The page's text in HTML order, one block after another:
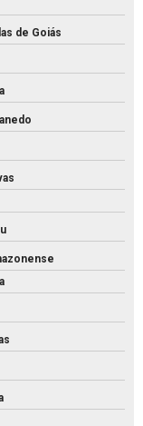
de Goiás